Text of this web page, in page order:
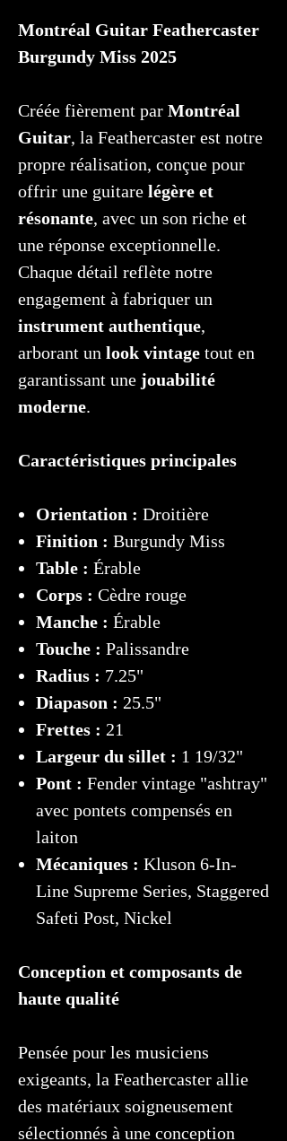
Montréal Guitar Feathercaster
Burgundy Miss 2025
Créée fièrement par Montréal
Guitar, la Feathercaster est notre
propre réalisation, conçue pour
offrir une guitare légère et
résonante, avec un son riche et
une réponse exceptionnelle.
Chaque détail reflète notre
engagement à fabriquer un
instrument authentique,
arborant un look vintage tout en
garantissant une jouabilité
moderne.
Caractéristiques principales
Orientation : Droitière
Finition : Burgundy Miss
Table : Érable
Corps : Cèdre rouge
Manche : Érable
Touche : Palissandre
Radius : 7.25"
Diapason : 25.5"
Frettes : 21
Largeur du sillet : 1 19/32"
Pont : Fender vintage "ashtray"
avec pontets compensés en
laiton
Mécaniques : Kluson 6-In-
Line Supreme Series, Staggered
Safeti Post, Nickel
Conception et composants de
haute qualité
Pensée pour les musiciens
exigeants, la Feathercaster allie
des matériaux soigneusement
sélectionnés à une conception